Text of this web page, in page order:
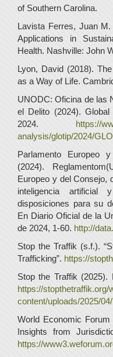
of Southern Carolina.
Lavista Ferres, Juan
Applications in
Health. Nashville: John
Lyon, David (2018).
as a Way of Life.
UNODC: Oficina de las
el Delito (2024).
2024. https://
analysis/glotip/2024/
Parlamento Europeo
(2024).
Europeo y del Consejo,
inteligencia
disposiciones para su
En Diario Oficial de la
de 2024, 1-60. http://
Stop the Traffik (s.f.).
Trafficking”. https://
Stop the Traffik (2025).
https://stopthetraffik.org/
content/uploads/2025/
World Economic
Insights from
https://